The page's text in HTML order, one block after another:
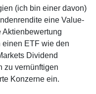
(ich bin einer davon)
eine Value-
Aktienbewertung
einen ETF wie den
Dividend
zu vernünftigen
Konzerne ein.